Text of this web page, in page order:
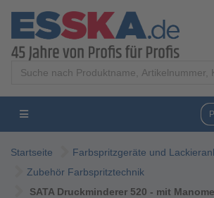
Startseite
Farbspritzgeräte und
Zubehör Farbspritztechnik
SATA Druckminderer 520 - mit